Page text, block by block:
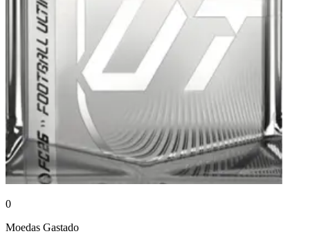
0
Moedas Gastado